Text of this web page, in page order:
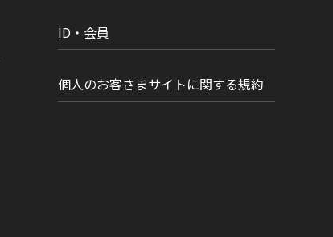
ID・会員
個人のお客さまサイトに関する規約